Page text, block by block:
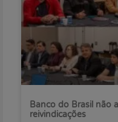
Banco do Brasil não
reivindicações